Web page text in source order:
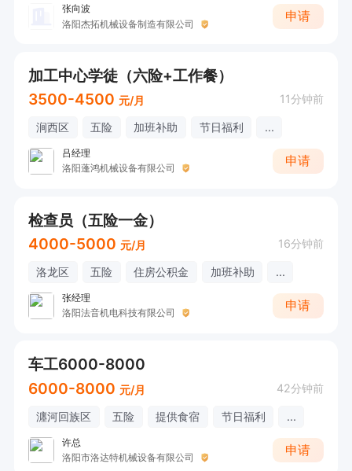
张向波
洛阳杰拓机械设备制造有限公司
申请
加工中心学徒（六险+工作餐）
3500-4500 元/月 11分钟前
涧西区 五险 加班补助 节日福利 ...
吕经理
洛阳蓬鸿机械设备有限公司
申请
检查员（五险一金）
4000-5000 元/月 16分钟前
洛龙区 五险 住房公积金 加班补助 ...
张经理
洛阳法音机电科技有限公司
申请
车工6000-8000
6000-8000 元/月 42分钟前
瀍河回族区 五险 提供食宿 节日福利 ...
许总
洛阳市洛达特机械设备有限公司
申请